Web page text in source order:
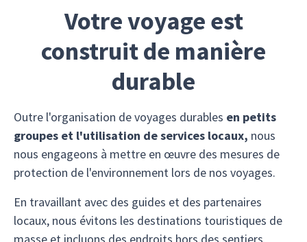
Votre voyage est
construit de manière
durable
Outre l'organisation de voyages durables en petits
groupes et l'utilisation de services locaux, nous
nous engageons à mettre en œuvre des mesures de
protection de l'environnement lors de nos voyages.
En travaillant avec des guides et des partenaires
locaux, nous évitons les destinations touristiques de